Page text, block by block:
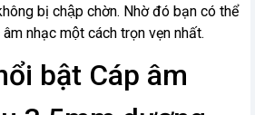
bị chập chờn. Nhờ đó bạn có thể
nhạc một cách trọn vẹn nhất.
bật Cáp âm